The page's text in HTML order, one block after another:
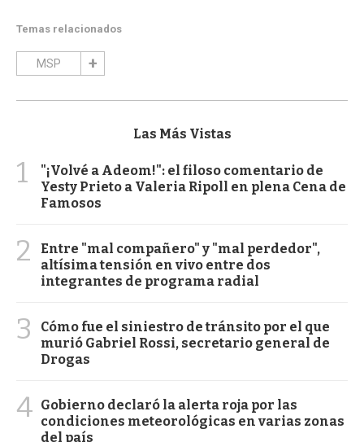
Temas relacionados
MSP
Las Más Vistas
1
"¡Volvé a Adeom!": el filoso comentario de
Yesty Prieto a Valeria Ripoll en plena Cena de
Famosos
2
Entre "mal compañero" y "mal perdedor",
altísima tensión en vivo entre dos
integrantes de programa radial
3
Cómo fue el siniestro de tránsito por el que
murió Gabriel Rossi, secretario general de
Drogas
4 Gobierno declaró la alerta roja por las
condiciones meteorológicas en varias zonas
del país